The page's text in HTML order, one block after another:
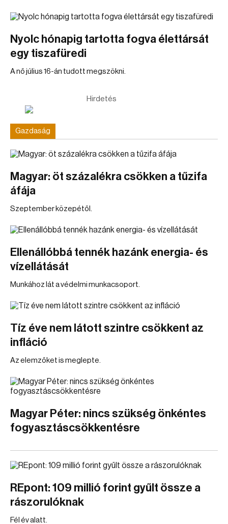
Nyolc hónapig tartotta fogva élettársát
egy tiszafüredi
A nő július 16-án tudott megszökni.
Hirdetés
Gazdaság
Magyar: öt százalékra csökken a tűzifa
áfája
Szeptember közepétől.
Ellenállóbbá tennék hazánk energia- és
vízellátását
Munkához lát a védelmi munkacsoport.
Tíz éve nem látott szintre csökkent az
infláció
Az elemzőket is meglepte.
Magyar Péter: nincs szükség önkéntes
fogyasztáscsökkentésre
REpont: 109 millió forint gyűlt össze a
rászorulóknak
Fél év alatt.